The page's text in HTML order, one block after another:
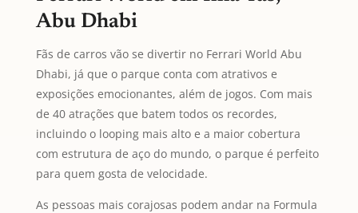
Abu Dhabi
Fãs de carros vão se divertir no Ferrari World Abu
Dhabi, já que o parque conta com atrativos e
exposições emocionantes, além de jogos. Com mais
de 40 atrações que batem todos os recordes,
incluindo o looping mais alto e a maior cobertura
com estrutura de aço do mundo, o parque é perfeito
para quem gosta de velocidade.
As pessoas mais corajosas podem andar na Formula